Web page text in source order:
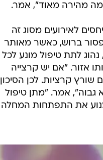
מהירה מאוד", אמר.
לאירועים מסוג זה
ברוש, כאשר מאותר
לתת טיפול מונע לכל
אזור. "אם יש קרצייה
קרציות. לכן הסיכון
גבוה", אמר. "מתן טיפול
את התפתחות המחלה